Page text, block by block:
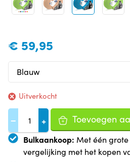
€ 59,95
Uitverkocht
− + Toevoegen
Bulkaankoop: Met één
vergelijking met het kopen